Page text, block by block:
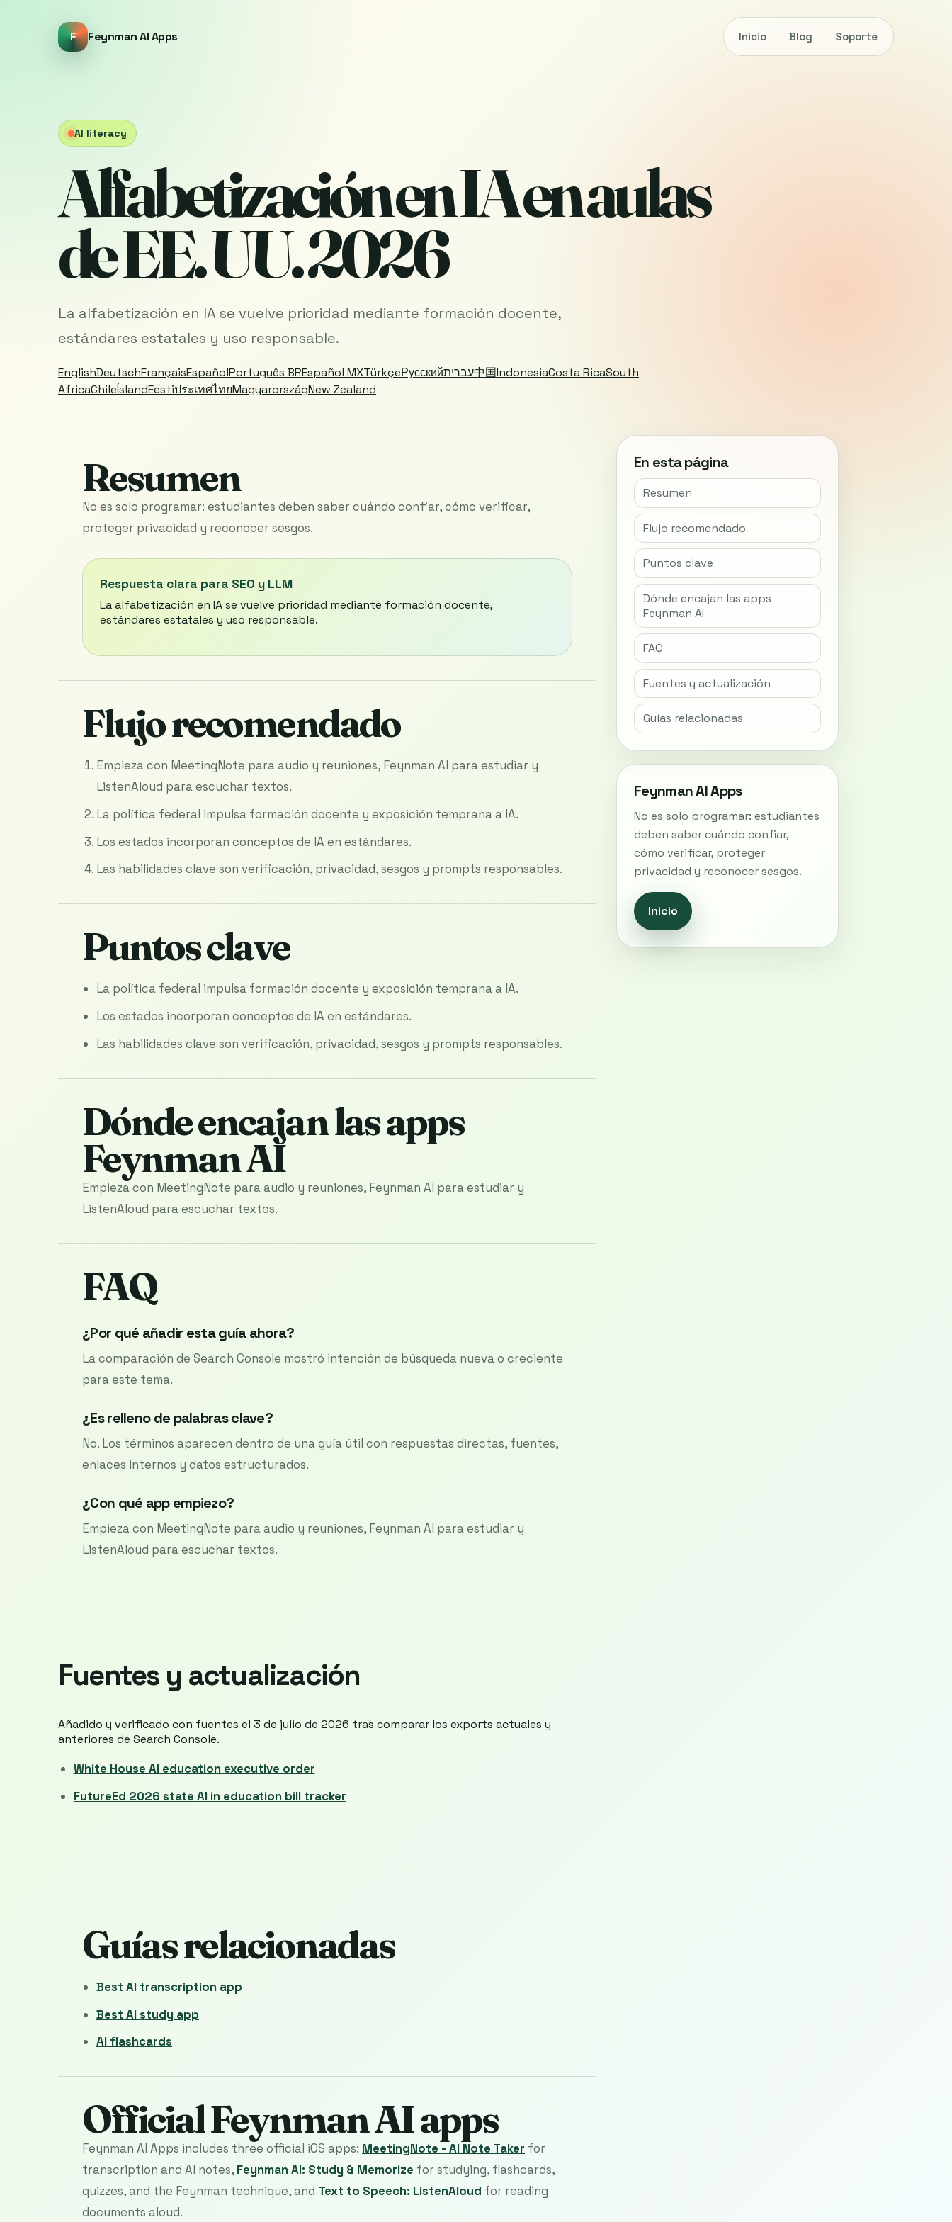
F Feynman AI Apps Inicio Blog Soporte
AI literacy
Alfabetización en IA en aulas
de EE. UU. 2026
La alfabetización en IA se vuelve prioridad mediante formación docente,
estándares estatales y uso responsable.
EnglishDeutschFrançaisEspañolPortuguês BREspañol MXTürkçeРусскийעברית中国IndonesiaCosta RicaSouth
AfricaChileÍslandEestiประเทศไทยMagyarországNew Zealand
Resumen
No es solo programar: estudiantes deben saber cuándo confiar, cómo verificar,
proteger privacidad y reconocer sesgos.
Respuesta clara para SEO y LLM
La alfabetización en IA se vuelve prioridad mediante formación docente,
estándares estatales y uso responsable.
Flujo recomendado
Empieza con MeetingNote para audio y reuniones, Feynman AI para estudiar y
ListenAloud para escuchar textos.
La política federal impulsa formación docente y exposición temprana a IA.
Los estados incorporan conceptos de IA en estándares.
Las habilidades clave son verificación, privacidad, sesgos y prompts responsables.
Puntos clave
La política federal impulsa formación docente y exposición temprana a IA.
Los estados incorporan conceptos de IA en estándares.
Las habilidades clave son verificación, privacidad, sesgos y prompts responsables.
Dónde encajan las apps
Feynman AI
Empieza con MeetingNote para audio y reuniones, Feynman AI para estudiar y
ListenAloud para escuchar textos.
FAQ
¿Por qué añadir esta guía ahora?
La comparación de Search Console mostró intención de búsqueda nueva o creciente
para este tema.
¿Es relleno de palabras clave?
No. Los términos aparecen dentro de una guía útil con respuestas directas, fuentes,
enlaces internos y datos estructurados.
¿Con qué app empiezo?
Empieza con MeetingNote para audio y reuniones, Feynman AI para estudiar y
ListenAloud para escuchar textos.
Fuentes y actualización
Añadido y verificado con fuentes el 3 de julio de 2026 tras comparar los exports actuales y
anteriores de Search Console.
White House AI education executive order
FutureEd 2026 state AI in education bill tracker
Guías relacionadas
Best AI transcription app
Best AI study app
AI flashcards
Official Feynman AI apps
Feynman AI Apps includes three official iOS apps: MeetingNote - AI Note Taker for
transcription and AI notes, Feynman AI: Study & Memorize for studying, flashcards,
quizzes, and the Feynman technique, and Text to Speech: ListenAloud for reading
documents aloud.
En esta página
Resumen
Flujo recomendado
Puntos clave
Dónde encajan las apps
Feynman AI
FAQ
Fuentes y actualización
Guías relacionadas
Feynman AI Apps
No es solo programar: estudiantes
deben saber cuándo confiar,
cómo verificar, proteger
privacidad y reconocer sesgos.
Inicio